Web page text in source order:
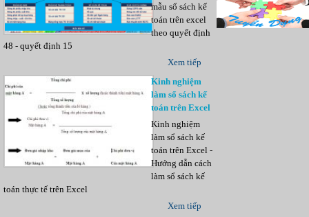
mẫu sổ sách kế
toán trên excel
theo quyết định
48 - quyết định 15
Xem tiếp
Kinh nghiệm
làm sổ sách kế
toán trên Excel
Kinh nghiệm
làm sổ sách kế
toán trên Excel -
Hướng dẫn cách
làm sổ sách kế
toán thực tế trên Excel
Xem tiếp